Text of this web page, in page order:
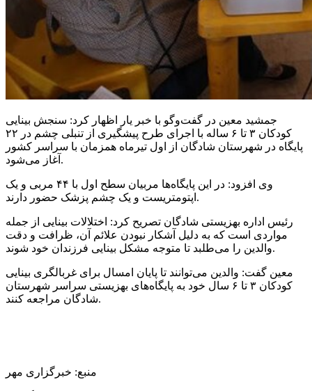
جمشید معین در گفت‌وگو با خبر یار اظهار کرد: سنجش بینایی
کودکان ۳ تا ۶ ساله با اجرای طرح پیشگیری از تنبلی چشم در ۲۲
پایگاه در شهرستان شادگان از اول تیرماه همزمان با سراسر کشور
آغاز می‌شود.
وی افزود: در این پایگاه‌ها مربیان سطح اول با ۴۴ مربی و یک
اپتومتریست و یک چشم پزشک حضور دارند.
رئیس اداره بهزیستی شادگان تصریح کرد: اختلالات بینایی از جمله
مواردی است که به دلیل آشکار نبودن علائم آن، ظرافت و دقت
والدین را می‌طلبد تا متوجه مشکل بینایی فرزندان خود شوند.
معین گفت: والدین می‌توانند تا پایان امسال برای غربالگری بینایی
کودکان ۳ تا ۶ سال خود به پایگاه‌های بهزیستی سراسر شهرستان
شادگان مراجعه کنند.
منبع: خبرگزاری مهر